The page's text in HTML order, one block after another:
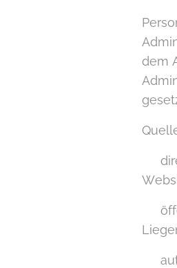
dem
▪
▪
▪